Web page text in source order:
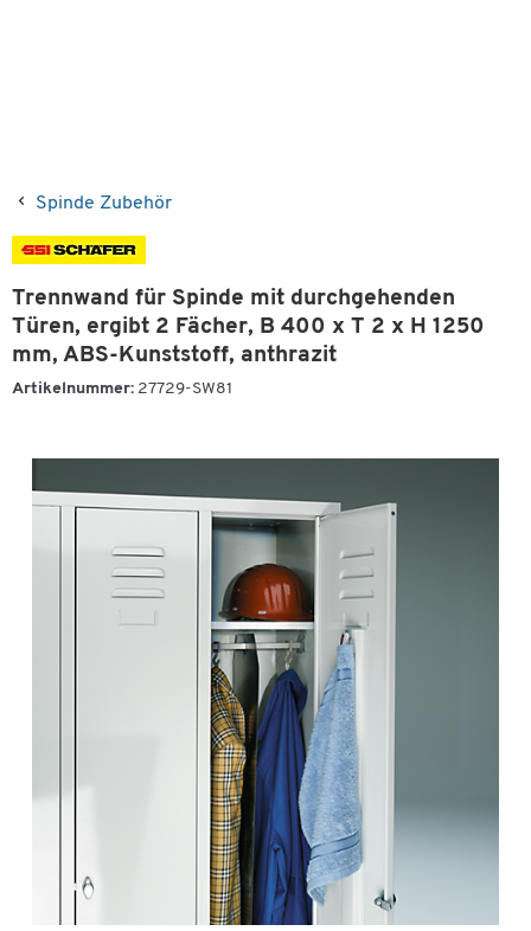
Spinde Zubehör
Trennwand für Spinde mit durchgehenden
Türen, ergibt 2 Fächer, B 400 x T 2 x H 1250
mm, ABS-Kunststoff, anthrazit
Artikelnummer: 27729-SW81